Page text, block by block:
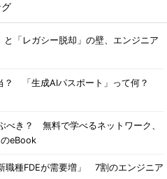
「レガシー脱却」の壁、エンジニア
？ 「生成AIパスポート」って何？
べき？ 無料で学べるネットワーク、
eBook
職種FDEが需要増」 7割のエンジニア